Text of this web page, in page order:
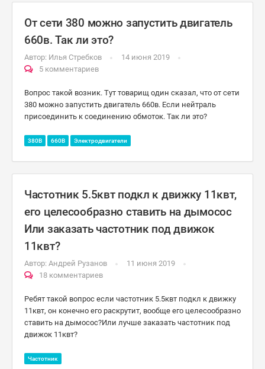
От сети 380 можно запустить двигатель
660в. Так ли это?
Автор: Илья Стребков
14 июня 2019
5 комментариев
Вопрос такой возник. Тут товарищ один сказал, что от сети
380 можно запустить двигатель 660в. Если нейтраль
присоединить к соединению обмоток. Так ли это?
380В 660В Электродвигатели
Частотник 5.5квт подкл к движку 11квт,
его целесообразно ставить на дымосос
Или заказать частотник под движок
11квт?
Автор: Андрей Рузанов
11 июня 2019
18 комментариев
Ребят такой вопрос если частотник 5.5квт подкл к движку
11квт, он конечно его раскрутит, вообще его целесообразно
ставить на дымосос?Или лучше заказать частотник под
движок 11квт?
Частотник